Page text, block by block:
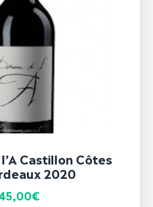
Castillon Côtes
2020
€